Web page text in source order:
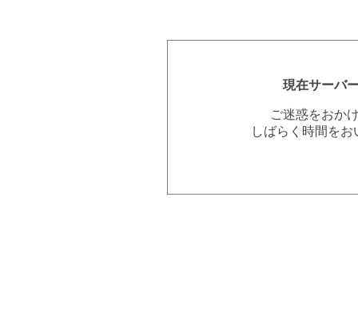
現在サーバ
ご迷惑をおか
しばらく時間を